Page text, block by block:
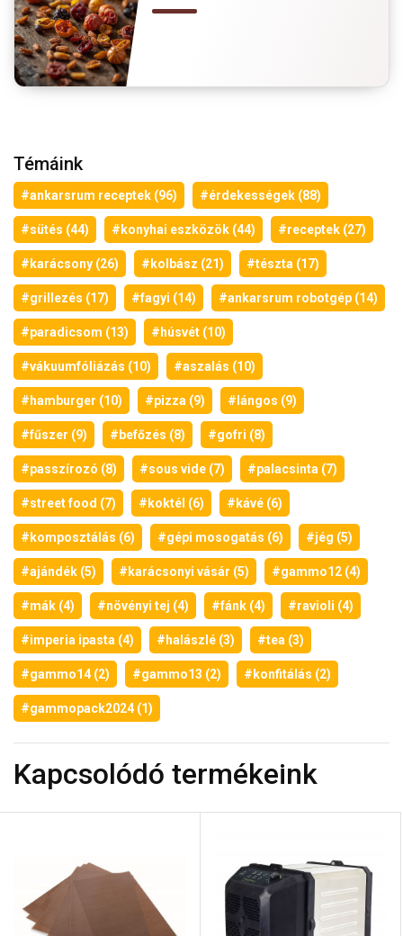
Témáink
#ankarsrum receptek (96) #érdekességek (88)
#sütés (44) #konyhai eszközök (44) #receptek (27)
#karácsony (26) #kolbász (21) #tészta (17)
#grillezés (17) #fagyi (14) #ankarsrum robotgép (14)
#paradicsom (13) #húsvét (10)
#vákuumfóliázás (10) #aszalás (10)
#hamburger (10) #pizza (9) #lángos (9)
#fűszer (9) #befőzés (8) #gofri (8)
#passzírozó (8) #sous vide (7) #palacsinta (7)
#street food (7) #koktél (6) #kávé (6)
#komposztálás (6) #gépi mosogatás (6) #jég (5)
#ajándék (5) #karácsonyi vásár (5) #gammo12 (4)
#mák (4) #növényi tej (4) #fánk (4) #ravioli (4)
#imperia ipasta (4) #halászlé (3) #tea (3)
#gammo14 (2) #gammo13 (2) #konfitálás (2)
#gammopack2024 (1)
Kapcsolódó termékeink